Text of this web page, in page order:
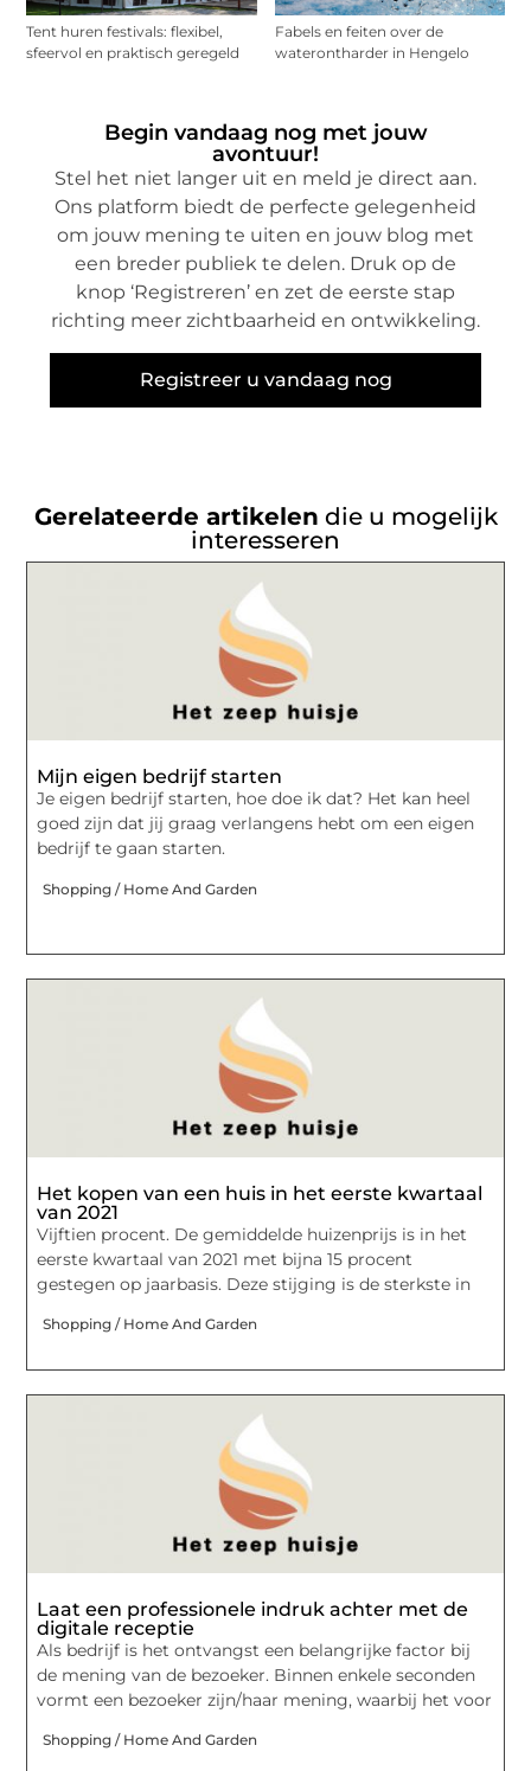
Tent huren festivals: flexibel,
sfeervol en praktisch geregeld
Fabels en feiten over de
waterontharder in Hengelo
Begin vandaag nog met jouw
avontuur!
Stel het niet langer uit en meld je direct aan.
Ons platform biedt de perfecte gelegenheid
om jouw mening te uiten en jouw blog met
een breder publiek te delen. Druk op de
knop ‘Registreren’ en zet de eerste stap
richting meer zichtbaarheid en ontwikkeling.
Registreer u vandaag nog
Gerelateerde artikelen die u mogelijk
interesseren
Mijn eigen bedrijf starten
Je eigen bedrijf starten, hoe doe ik dat? Het kan heel
goed zijn dat jij graag verlangens hebt om een eigen
bedrijf te gaan starten.
Shopping / Home And Garden
Het kopen van een huis in het eerste kwartaal
van 2021
Vijftien procent. De gemiddelde huizenprijs is in het
eerste kwartaal van 2021 met bijna 15 procent
gestegen op jaarbasis. Deze stijging is de sterkste in
Shopping / Home And Garden
Laat een professionele indruk achter met de
digitale receptie
Als bedrijf is het ontvangst een belangrijke factor bij
de mening van de bezoeker. Binnen enkele seconden
vormt een bezoeker zijn/haar mening, waarbij het voor
Shopping / Home And Garden